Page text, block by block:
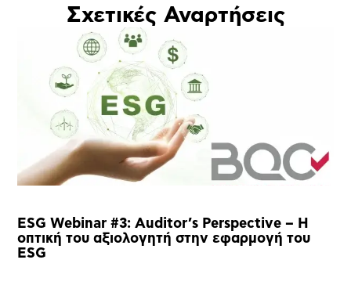
Σχετικές Αναρτήσεις
ESG Webinar #3: Auditor’s Perspective – Η
οπτική του αξιολογητή στην εφαρμογή του
ESG